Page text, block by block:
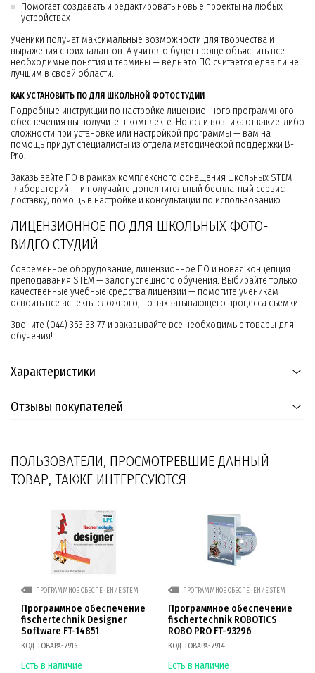
Помогает создавать и редактировать новые проекты на любых
устройствах
Ученики получат максимальные возможности для творчества и
выражения своих талантов. А учителю будет проще объяснить все
необходимые понятия и термины — ведь это ПО считается едва ли не
лучшим в своей области.
КАК УСТАНОВИТЬ ПО ДЛЯ ШКОЛЬНОЙ ФОТОСТУДИИ
Подробные инструкции по настройке лицензионного программного
обеспечения вы получите в комплекте. Но если возникают какие-либо
сложности при установке или настройкой программы — вам на
помощь придут специалисты из отдела методической поддержки B-
Pro.
Заказывайте ПО в рамках комплексного оснащения школьных STEM
-лабораторий — и получайте дополнительный бесплатный сервис:
доставку, помощь в настройке и консультации по использованию.
ЛИЦЕНЗИОННОЕ ПО ДЛЯ ШКОЛЬНЫХ ФОТО-
ВИДЕО СТУДИЙ
Современное оборудование, лицензионное ПО и новая концепция
преподавания STEM — залог успешного обучения. Выбирайте только
качественные учебные средства лицензии — помогите ученикам
освоить все аспекты сложного, но захватывающего процесса съемки.
Звоните (044) 353-33-77 и заказывайте все необходимые товары для
обучения!
Характеристики
Отзывы покупателей
ПОЛЬЗОВАТЕЛИ, ПРОСМОТРЕВШИЕ ДАННЫЙ
ТОВАР, ТАКЖЕ ИНТЕРЕСУЮТСЯ
ПРОГРАММНОЕ ОБЕСПЕЧЕНИЕ STEM
Программное обеспечение
fischertechnik Designer
Software FT-14851
КОД ТОВАРА: 7916
Есть в наличие
ПРОГРАММНОЕ ОБЕСПЕЧЕНИЕ STEM
Программное обеспечение
fischertechnik ROBOTICS
ROBO PRO FT-93296
КОД ТОВАРА: 7914
Есть в наличие